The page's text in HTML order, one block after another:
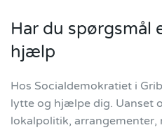
Har du spørgsmål
hjælp
Hos Socialdemokratiet i
lytte og hjælpe dig. Uanset
lokalpolitik, arrangementer,